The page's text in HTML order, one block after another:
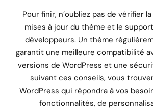
Pour finir, n’oubliez pas de vérifier
mises à jour du thème et le
développeurs. Un thème
garantit une meilleure compatibilité
versions de WordPress et une
suivant ces conseils, vous
WordPress qui répondra à vos
fonctionnalités, de